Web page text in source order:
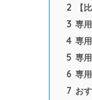
2 【
3 専
4 専
5 専
6 専
7 お